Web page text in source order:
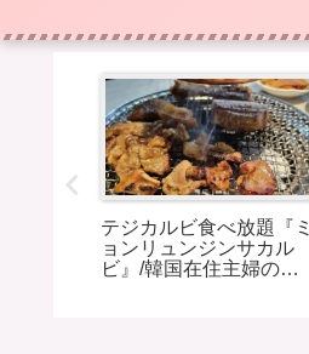
テジカルビ食べ放題『ミ
ョンリュンジンサカル
ビ』/韓国在住主婦のオ